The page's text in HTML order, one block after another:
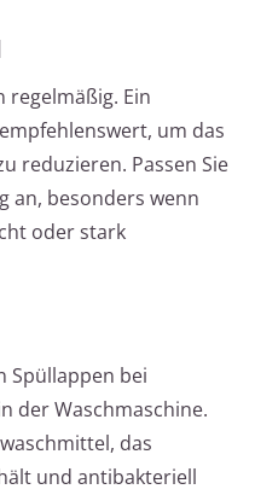
regelmäßig. Ein
um das
reduzieren. Passen Sie
an, besonders wenn
oder stark
Spüllappen bei
der Waschmaschine.
das
und antibakteriell